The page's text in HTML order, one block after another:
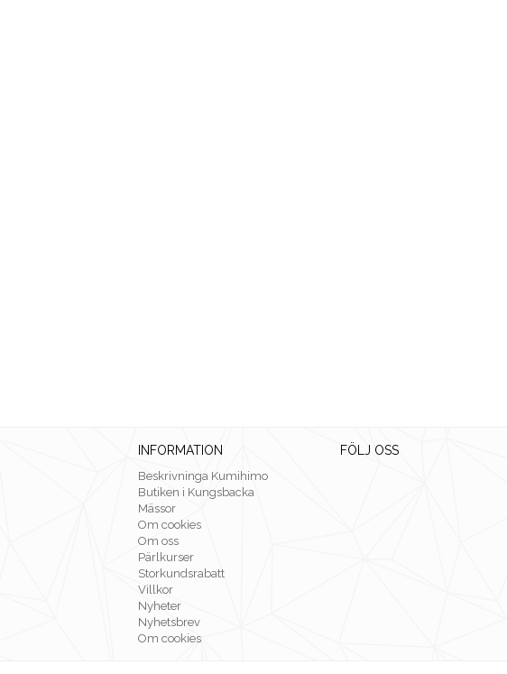
INFORMATION
Beskrivninga Kumihimo
Butiken i Kungsbacka
Mässor
Om cookies
Om oss
Pärlkurser
Storkundsrabatt
Villkor
Nyheter
Nyhetsbrev
Om cookies
FÖLJ OSS